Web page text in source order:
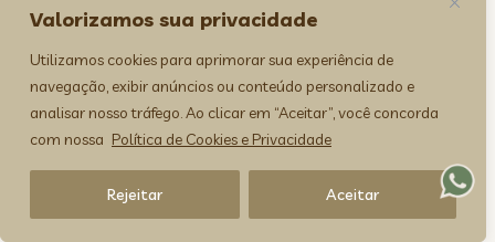
Valorizamos sua privacidade
Utilizamos cookies para aprimorar sua experiência de
navegação, exibir anúncios ou conteúdo personalizado e
analisar nosso tráfego. Ao clicar em “Aceitar”, você concorda
com nossa Política de Cookies e Privacidade
Rejeitar Aceitar